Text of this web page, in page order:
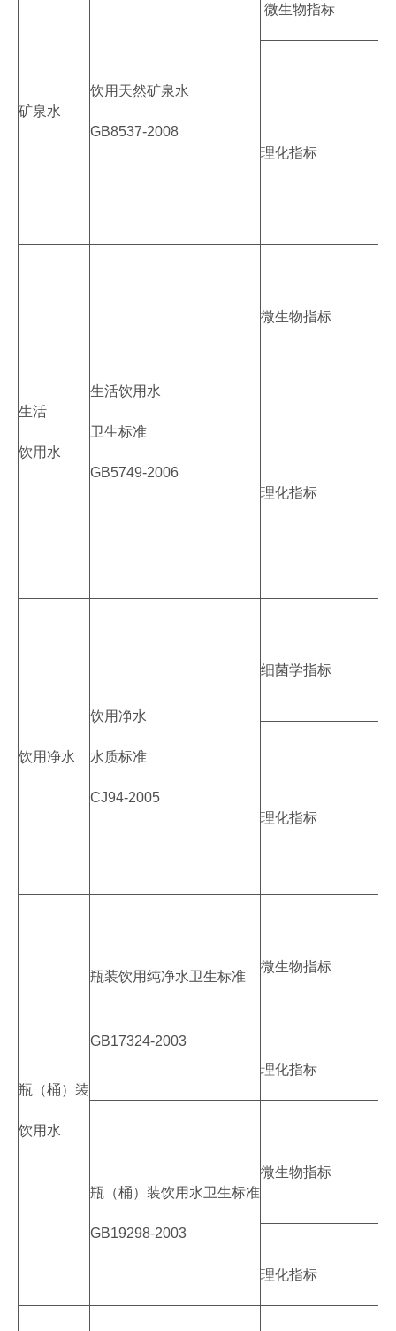
矿泉水
饮用天然矿泉水
GB8537-2008
微生物指标
理化指标
生活
饮用水
生活饮用水
卫生标准
GB5749-2006
微生物指标
理化指标
饮用净水
饮用净水
水质标准
CJ94-2005
细菌学指标
理化指标
瓶（桶）装
饮用水
瓶装饮用纯净水卫生标准
GB17324-2003
微生物指标
理化指标
瓶（桶）装饮用水卫生标准
GB19298-2003
微生物指标
理化指标